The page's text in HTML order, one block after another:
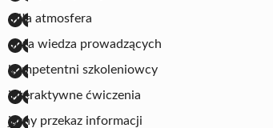
miła atmosfera
duża wiedza prowadzących
kompetentni szkoleniowcy
interaktywne ćwiczenia
jasny przekaz informacji